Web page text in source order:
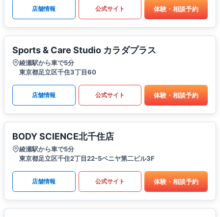
店舗情報 公式サイト 体験・相談予約
Sports & Care Studio カラダプラス
綾瀬駅から車で5分
東京都足立区千住3丁目60
店舗情報 公式サイト 体験・相談予約
BODY SCIENCE北千住店
綾瀬駅から車で5分
東京都足立区千住2丁目22-5ベニヤ第二ビル3F
店舗情報 公式サイト 体験・相談予約